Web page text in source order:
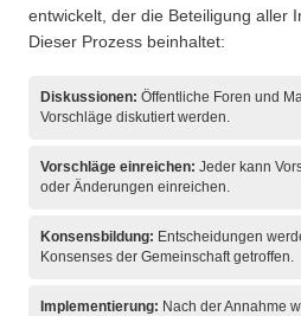
entwickelt, der die Beteiligung aller
Dieser Prozess beinhaltet:
Diskussionen: Öffentliche Foren und
Vorschläge diskutiert werden.
Vorschläge einreichen: Jeder kann
oder Änderungen einreichen.
Konsensbildung: Entscheidungen
Konsenses der Gemeinschaft getroffen.
Implementierung: Nach der Annahme